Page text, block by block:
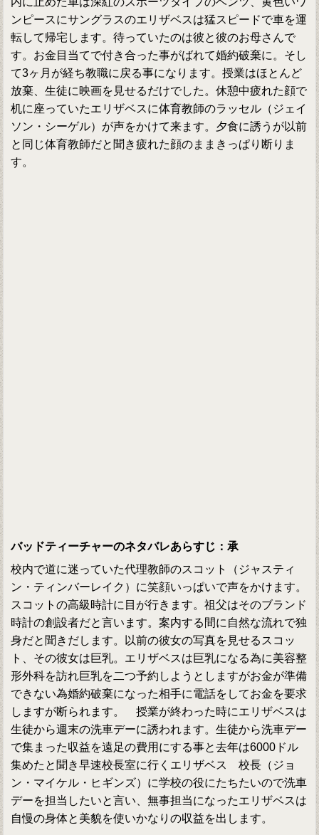
ンピースにサングラスのエリザベスは猛スピードで車を運
転して帰宅します。待っていたのは彼と彼のお母さんで
す。お金目当てで付き合った事がばれて婚約破棄に。そし
て3ヶ月が経ち教職に戻る事になります。授業はほとんど
放棄、生徒に映画を見せるだけでした。休憩中疲れた顔で
机に座っていたエリザベスに体育教師のラッセル（ジェイ
ソン・シーゲル）が声をかけて来ます。夕食に誘うが以前
と同じ体育教師だと聞き疲れた顔のままきっぱり断りま
す。
バッドティーチャーのネタバレあらすじ：承
校内で道に迷っていた代理教師のスコット（ジャスティ
ン・ティンバーレイク）に笑顔いっぱいで声をかけます。
スコットの高級時計に目が行きます。祖父はそのブランド
時計の創設者だと言います。案内する間に自然な流れで独
身だと聞きだします。以前の彼女の写真を見せるスコッ
ト、その彼女は巨乳。エリザベスは巨乳になる為に美容整
形外科を訪れ巨乳を二つ予約しようとしますがお金が準備
できない為婚約破棄になった相手に電話をしてお金を要求
しますが断られます。 授業が終わった時にエリザベスは
生徒から週末の洗車デーに誘われます。生徒から洗車デー
で集まった収益を遠足の費用にする事と去年は6000ドル
集めたと聞き早速校長室に行くエリザベス 校長（ジョ
ン・マイケル・ヒギンズ）に学校の役にたちたいので洗車
デーを担当したいと言い、無事担当になったエリザベスは
自慢の身体と美貌を使いかなりの収益を出します。